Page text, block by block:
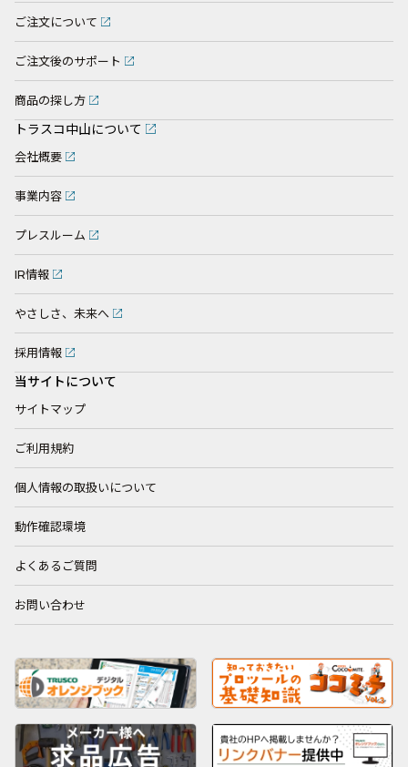
ご注文について
ご注文後のサポート
商品の探し方
トラスコ中山について
会社概要
事業内容
プレスルーム
IR情報
やさしさ、未来へ
採用情報
当サイトについて
サイトマップ
ご利用規約
個人情報の取扱いについて
動作確認環境
よくあるご質問
お問い合わせ